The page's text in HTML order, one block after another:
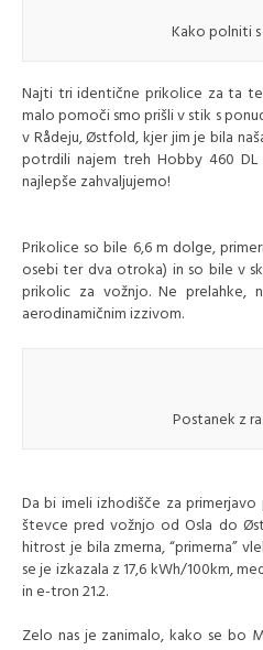
Kako polniti
Najti tri identične prikolice za ta
malo pomoči smo prišli v stik s
v Rådeju, Østfold, kjer jim je bila
potrdili najem treh Hobby 460
najlepše zahvaljujemo!
Prikolice so bile 6,6 m dolge,
osebi ter dva otroka) in so bile v
prikolic za vožnjo. Ne prelahke,
aerodinamičnim izzivom.
Postanek z
Da bi imeli izhodišče za
števce pred vožnjo od Osla do
hitrost je bila zmerna, “primerna”
se je izkazala z 17,6 kWh/100km,
in e-tron 21.2.
Zelo nas je zanimalo, kako se bo